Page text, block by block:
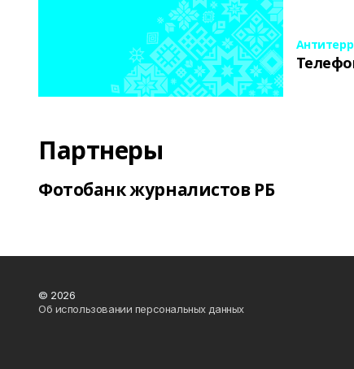
Партнеры
Фотобанк журналистов РБ
© 2026
Об использовании персональных данных